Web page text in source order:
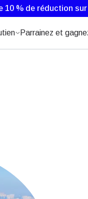
10 % de réduction
Parrainez et